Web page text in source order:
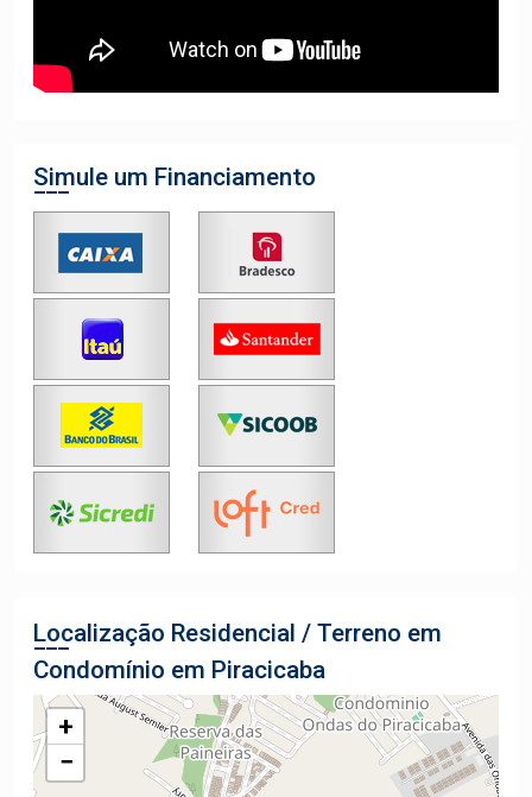
Simule um Financiamento
Localização Residencial / Terreno em
Condomínio em Piracicaba
+
−